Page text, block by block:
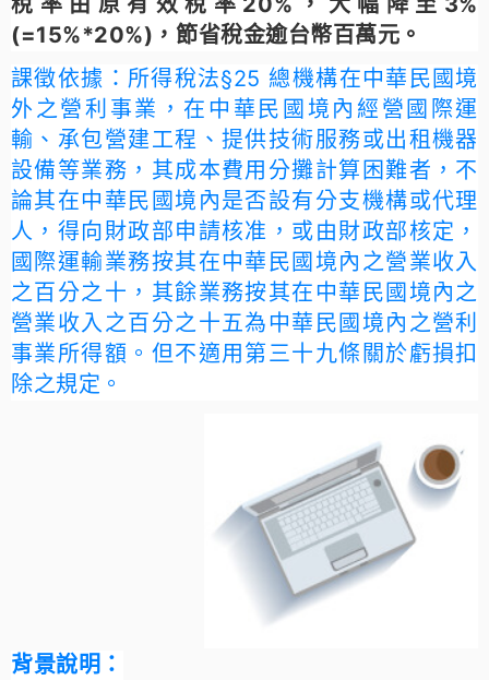
(=15%*20%)，節省稅金逾台幣百萬元。
課徵依據：所得稅法§25 總機構在中華民國境
外之營利事業，在中華民國境內經營國際運
輸、承包營建工程、提供技術服務或出租機器
設備等業務，其成本費用分攤計算困難者，不
論其在中華民國境內是否設有分支機構或代理
人，得向財政部申請核准，或由財政部核定，
國際運輸業務按其在中華民國境內之營業收入
之百分之十，其餘業務按其在中華民國境內之
營業收入之百分之十五為中華民國境內之營利
事業所得額。但不適用第三十九條關於虧損扣
除之規定。
背景說明：